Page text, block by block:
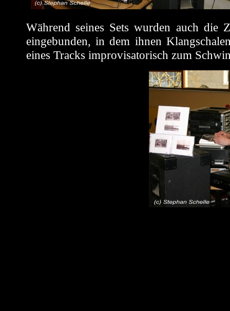
Während seines Sets wurden auch die
eingebunden, in dem ihnen
eines Tracks improvisatorisch zum